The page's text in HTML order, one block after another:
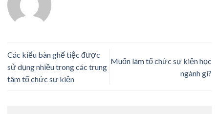
Các kiểu bàn ghế tiệc được
sử dụng nhiều trong các trung
tâm tổ chức sự kiện
Muốn làm tổ chức sự kiện học
ngành gì?